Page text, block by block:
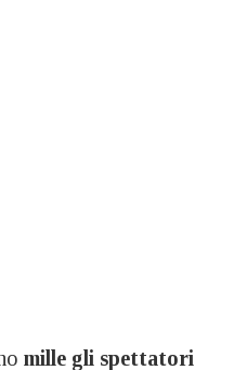
mille gli spettatori